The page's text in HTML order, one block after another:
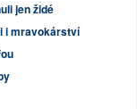
jen židé
i mravokárství